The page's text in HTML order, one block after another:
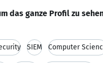
das ganze Profil zu
SIEM Computer